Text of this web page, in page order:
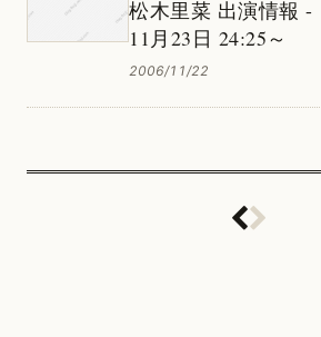
松木里菜 出演情報 -
11月23日 24:25～
2006/11/22